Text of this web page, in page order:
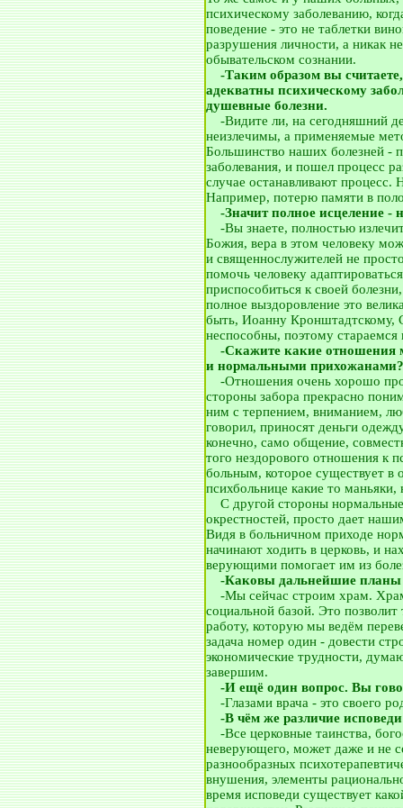
психическому заболеванию,
поведение - это не таблетки
разрушения личности, а никак
обывательском сознании.
-Таким образом вы
адекватны психическому
душевные болезни.
-Видите ли, на сегодняшний
неизлечимы, а применяемые
Большинство наших болезней -
заболевания, и пошел процесс
случае останавливают
Например, потерю памяти в
-Значит полное исцеление -
-Вы знаете, полностью
Божия, вера в этом человеку
и священнослужителей не
помочь человеку
приспособиться к своей
полное выздоровление это
быть, Иоанну Кронштадтскому,
неспособны, поэтому
-Скажите какие
и нормальными прихожанами?
-Отношения очень хорошо
стороны забора прекрасно
ним с терпением, вниманием,
говорил, приносят деньги
конечно, само общение,
того нездорового отношения к
больным, которое существует в
психбольнице какие то
С другой стороны
окрестностей, просто дает
Видя в больничном приходе
начинают ходить в церковь, и
верующими помогает им из
-Каковы дальнейшие планы
-Мы сейчас строим храм.
социальной базой. Это
работу, которую мы ведём
задача номер один - довести
экономические трудности,
завершим.
-И ещё один вопрос. Вы
-Глазами врача - это своего
-В чём же различие
-Все церковные таинства,
неверующего, может даже и не
разнообразных
внушения, элементы
время исповеди существует